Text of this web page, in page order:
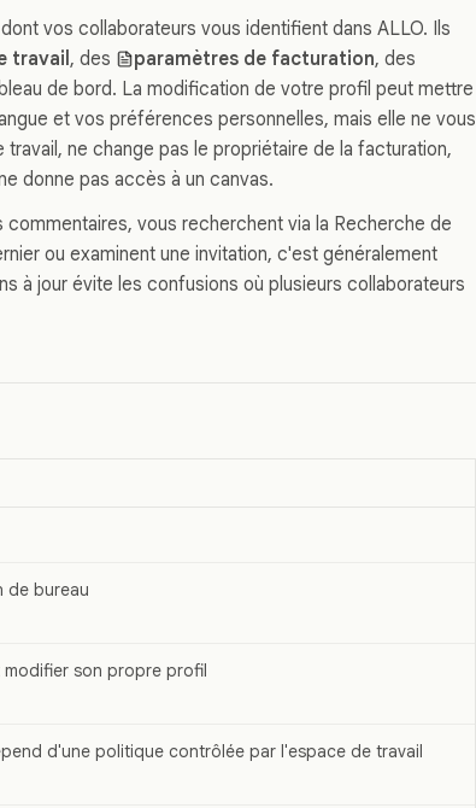
vos collaborateurs vous identifient dans ALLO. Ils
travail , des paramètres de facturation, des
de bord. La modification de votre profil peut mettre
et vos préférences personnelles, mais elle ne vous
ne change pas le propriétaire de la facturation,
donne pas accès à un canvas.
vous recherchent via la Recherche de
ou examinent une invitation, c'est généralement
à jour évite les confusions où plusieurs collaborateurs
de bureau
son propre profil
d'une politique contrôlée par l'espace de travail